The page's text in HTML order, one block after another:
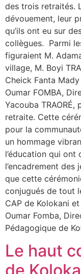
des trois retraités.
dévouement, leur
qu’ils ont eu sur
collègues. ‎ Parmi
figuraient M.
village, M. Boyi
Cheick Fanta
Oumar FOMBA,
Yacouba
retraite. ‎Cette
pour la
un hommage
l’éducation qui
l’encadrement
que cette
conjugués de tout
CAP de Kolokani
Oumar Fomba,
Pédagogique de
Le haut